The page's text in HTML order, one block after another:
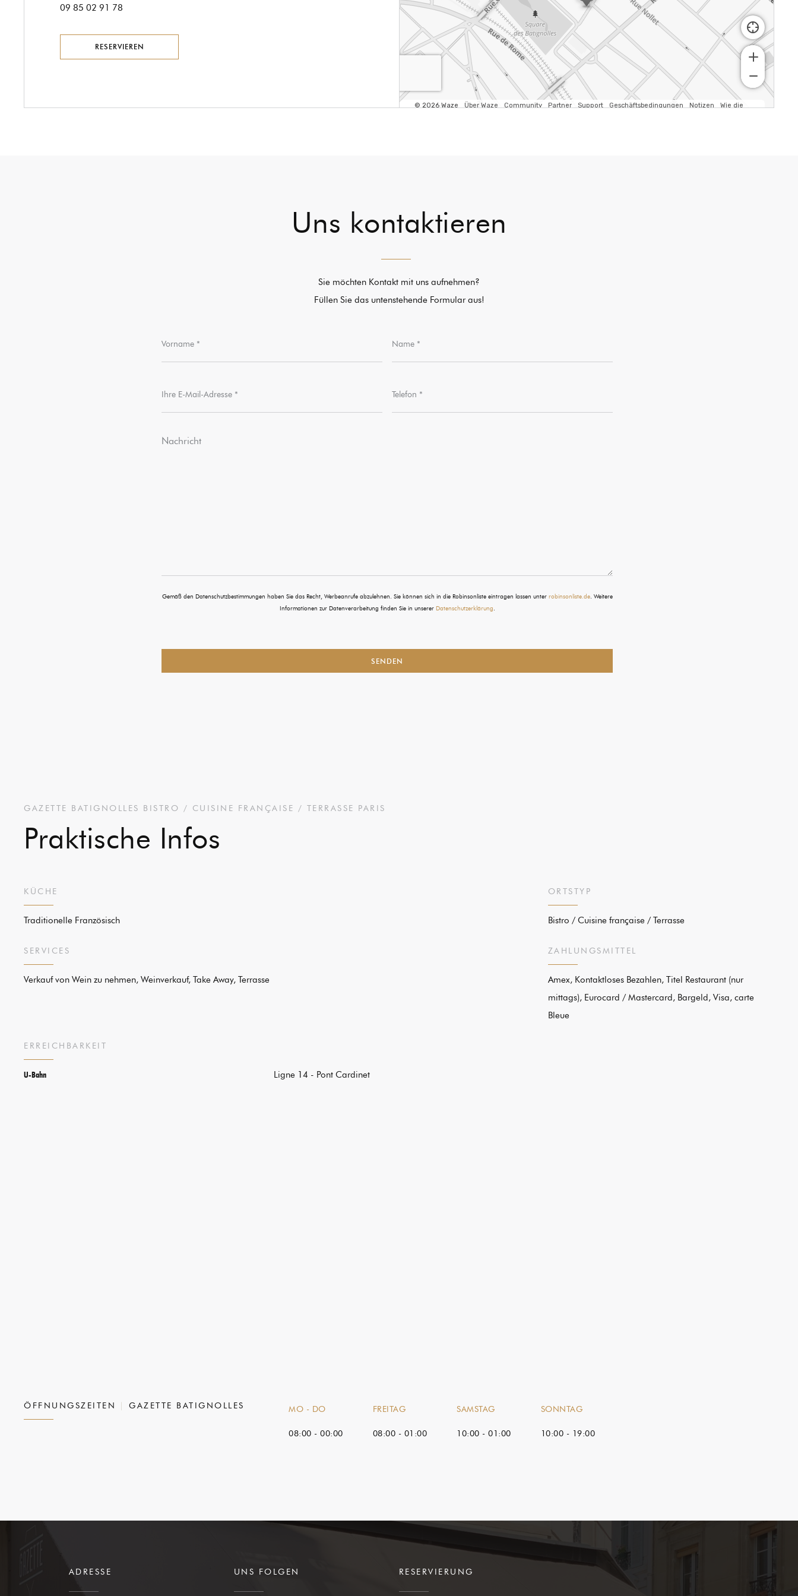
09 85 02 91 78
RESERVIEREN
Uns kontaktieren
Sie möchten Kontakt mit uns aufnehmen?
Füllen Sie das untenstehende Formular aus!
Gemäß den Datenschutzbestimmungen haben Sie das Recht, Werbeanrufe abzulehnen. Sie können sich in die Robinsonliste eintragen lassen unter robinsonliste.de. Weitere
Informationen zur Datenverarbeitung finden Sie in unserer Datenschutzerklärung.
GAZETTE BATIGNOLLES BISTRO / CUISINE FRANÇAISE / TERRASSE PARIS
Praktische Infos
KÜCHE
Traditionelle Französisch
ORTSTYP
Bistro / Cuisine française / Terrasse
SERVICES
Verkauf von Wein zu nehmen, Weinverkauf, Take Away, Terrasse
ZAHLUNGSMITTEL
Amex, Kontaktloses Bezahlen, Titel Restaurant (nur
mittags), Eurocard / Mastercard, Bargeld, Visa, carte
Bleue
ERREICHBARKEIT
U-Bahn Ligne 14 - Pont Cardinet
ÖFFNUNGSZEITEN GAZETTE BATIGNOLLES MO - DO
08:00 - 00:00
FREITAG
08:00 - 01:00
SAMSTAG
10:00 - 01:00
SONNTAG
10:00 - 19:00
ADRESSE UNS FOLGEN RESERVIERUNG